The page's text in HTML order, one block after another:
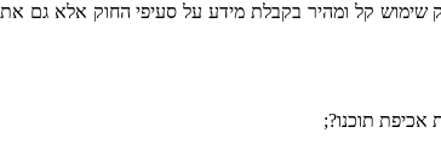
קל ומהיר בקבלת מידע על סעיפי החוק אלא גם את
תוכנו?;